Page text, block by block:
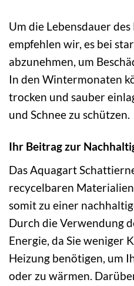
Um die Lebensdauer
empfehlen wir, es bei
abzunehmen, um
In den Wintermonaten
trocken und sauber
und Schnee zu schützen.
Ihr Beitrag zur
Das Aquagart
recycelbaren
somit zu einer
Durch die Verwendung
Energie, da Sie weniger
Heizung benötigen, um
oder zu wärmen.